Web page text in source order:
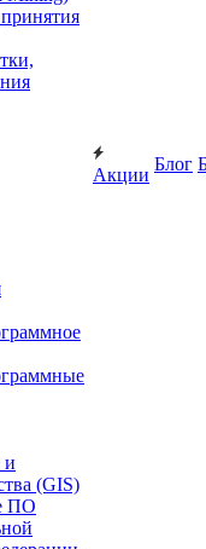
и
(GIS)
ПО
Акции
Блог